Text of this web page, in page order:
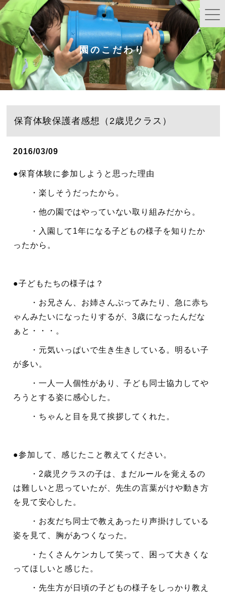
園のこだわり
保育体験保護者感想（2歳児クラス）
2016/03/09
●保育体験に参加しようと思った理由
・楽しそうだったから。
・他の園ではやっていない取り組みだから。
・入園して1年になる子どもの様子を知りたか
ったから。
●子どもたちの様子は？
・お兄さん、お姉さんぶってみたり、急に赤ち
ゃんみたいになったりするが、3歳になったんだな
ぁと・・・。
・元気いっぱいで生き生きしている。明るい子
が多い。
・一人一人個性があり、子ども同士協力してや
ろうとする姿に感心した。
・ちゃんと目を見て挨拶してくれた。
●参加して、感じたこと教えてください。
・2歳児クラスの子は、まだルールを覚えるの
は難しいと思っていたが、先生の言葉がけや動き方
を見て安心した。
・お友だち同士で教えあったり声掛けしている
姿を見て、胸があつくなった。
・たくさんケンカして笑って、困って大きくな
ってほしいと感じた。
・先生方が日頃の子どもの様子をしっかり教え